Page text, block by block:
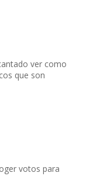
ver como
que son
votos para